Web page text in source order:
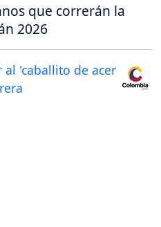
que correrán la
2026